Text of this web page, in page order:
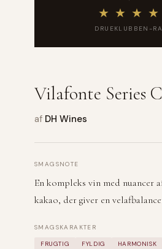
★ ★ ★ ★
DRUEKLUBBEN-
Vilafonte Series
af DH Wines
SMAGSNOTE
En kompleks vin med nuancer
kakao, der giver en
SMAGSKARAKTER
FRUGTIG FYLDIG HARMONISK